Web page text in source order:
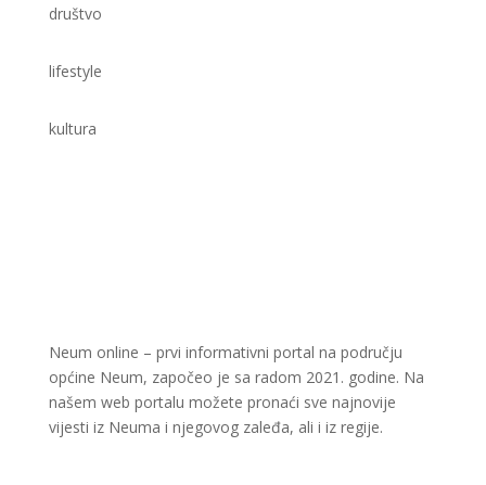
društvo
lifestyle
kultura
Neum online – prvi informativni portal na području
općine Neum, započeo je sa radom 2021. godine. Na
našem web portalu možete pronaći sve najnovije
vijesti iz Neuma i njegovog zaleđa, ali i iz regije.